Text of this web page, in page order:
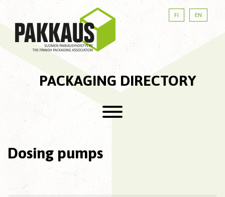
FI EN
PACKAGING DIRECTORY
Dosing pumps